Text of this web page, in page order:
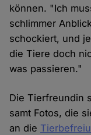
können. "Ich
schlimmer
schockiert, und
die Tiere doch
was passieren."
Die Tierfreundin
samt Fotos, die
an die